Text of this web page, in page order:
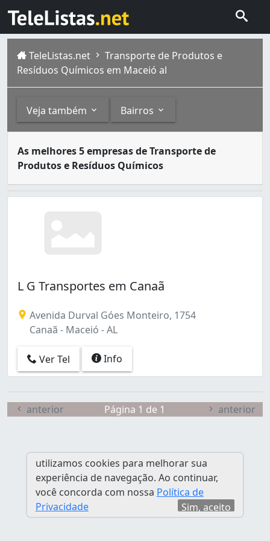
TeleListas.net
Transporte de Produtos e
Resíduos Químicos em Maceió al
Veja também Bairros
Transporte Especial (1)
As melhores 5 empresas de Transporte de
Produtos e Resíduos Químicos
Maceió está localizada em um ambiente litoral na
L G Transportes em Canaã
Avenida Durval Góes Monteiro, 1754
Canaã - Maceió - AL
Ver Tel Info
anterior Página 1 de 1 anterior
utilizamos cookies para melhorar sua
experiência de navegação. Ao continuar,
você concorda com nossa Política de
Privacidade
Sim, aceito